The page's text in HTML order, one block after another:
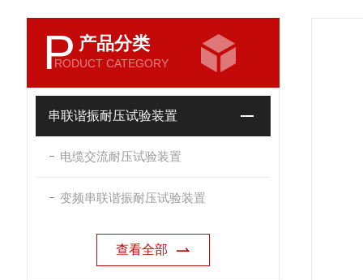
P 产品分类
RODUCT CATEGORY
串联谐振耐压试验装置
电缆交流耐压试验装置
变频串联谐振耐压试验装置
查看全部